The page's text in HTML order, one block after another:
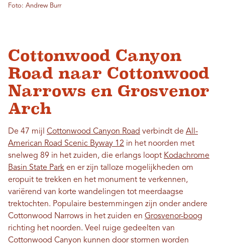
Foto: Andrew Burr
Cottonwood Canyon
Road naar Cottonwood
Narrows en Grosvenor
Arch
De 47 mijl Cottonwood Canyon Road verbindt de All-
American Road Scenic Byway 12 in het noorden met
snelweg 89 in het zuiden, die erlangs loopt Kodachrome
Basin State Park en er zijn talloze mogelijkheden om
eropuit te trekken en het monument te verkennen,
variërend van korte wandelingen tot meerdaagse
trektochten. Populaire bestemmingen zijn onder andere
Cottonwood Narrows in het zuiden en Grosvenor-boog
richting het noorden. Veel ruige gedeelten van
Cottonwood Canyon kunnen door stormen worden